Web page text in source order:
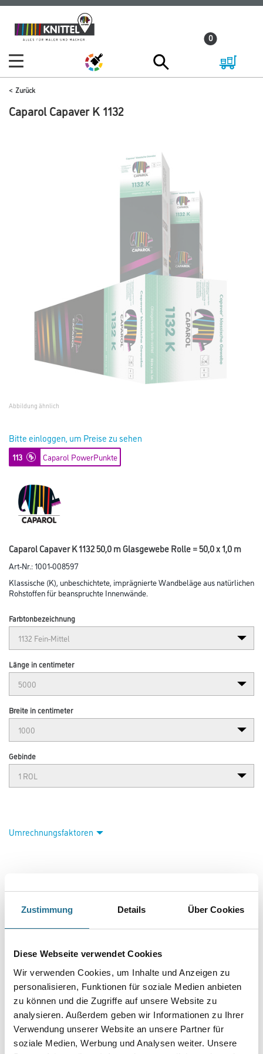
Zustimmung Details Über Cookies
Diese Webseite verwendet Cookies
Wir verwenden Cookies, um Inhalte und Anzeigen zu
personalisieren, Funktionen für soziale Medien anbieten
zu können und die Zugriffe auf unsere Website zu
analysieren. Außerdem geben wir Informationen zu Ihrer
Verwendung unserer Website an unsere Partner für
soziale Medien, Werbung und Analysen weiter. Unsere
Zum
Inhalt
Zum
Navigationsmenü
0
Zurück
Caparol Capaver K 1132
Abbildung ähnlich
Bitte einloggen, um Preise zu sehen
113 Caparol PowerPunkte
Caparol Capaver K 1132 50,0 m Glasgewebe Rolle = 50,0 x 1,0 m
Art-Nr.:1001-008597
Klassische (K), unbeschichtete, imprägnierte Wandbeläge aus natürlichen
Rohstoffen für beanspruchte Innenwände.
Farbtonbezeichnung
Länge in centimeter
Breite in centimeter
Gebinde
Umrechnungsfaktoren
VIELLEICHT GEFÄLLT IHNEN AUCH...